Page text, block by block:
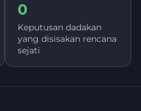
0
Keputusan dadakan
yang disisakan rencana
sejati